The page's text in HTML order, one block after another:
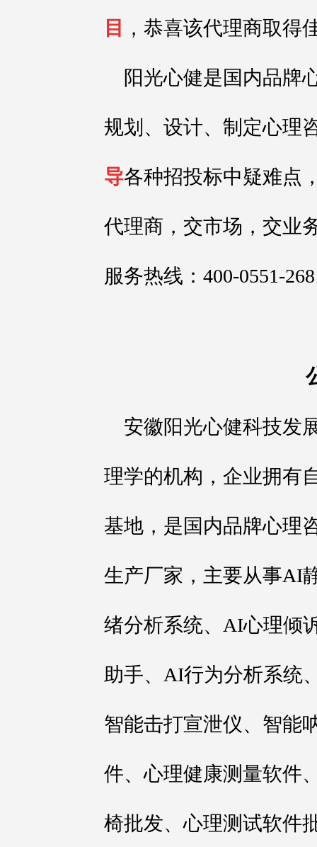
目 ，恭喜该代理商取得
阳光心健是国内品牌
规划、设计、制定心理
导各种招投标中疑难点
代理商，交市场，交业
服务热线：400-0551-
安徽阳光心健科技发
理学的机构，企业拥有
基地，是国内品牌心理
生产厂家，主要从事AI
绪分析系统、AI心理倾
助手、AI行为分析系统
智能击打宣泄仪、智能
件、心理健康测量软件
椅批发、心理测试软件